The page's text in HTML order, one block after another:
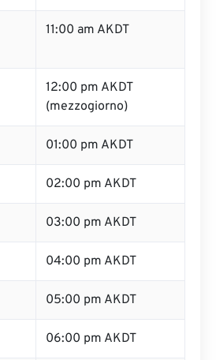
11:00 am AKDT
12:00 pm AKDT
(mezzogiorno)
01:00 pm AKDT
02:00 pm AKDT
03:00 pm AKDT
04:00 pm AKDT
05:00 pm AKDT
06:00 pm AKDT